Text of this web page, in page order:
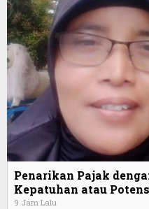
Penarikan Pajak
Kepatuhan atau
9 Jam Lalu